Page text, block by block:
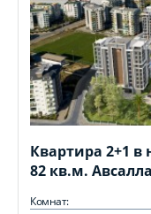
Квартира 2+1
82 кв.м.
Комнат: